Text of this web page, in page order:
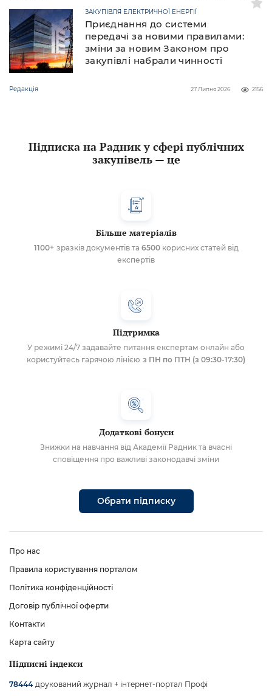
Приєднання до системи
передачі за новими правилами:
зміни за новим Законом про
закупівлі набрали чинності
ЗАКУПІВЛЯ ЕЛЕКТРИЧНОЇ ЕНЕРГІЇ
Редакція 2156
27 Липня 2026
Підписка на Радник у сфері публічних
закупівель — це
Більше матеріалів
1100+ зразків документів та 6500корисних статей від
експертів
Підтримка
У режимі 24/7 задавайте питання експертам онлайн або
користуйтесь гарячою лінією з ПН по ПТН (з 09:30-17:30)
Додаткові бонуси
Знижки на навчання від Академії Радник та вчасні
сповіщення про важливі законодавчі зміни
Обрати підписку
Про нас
Правила користування порталом
Політика конфіденційності
Договір публічної оферти
Контакти
Карта сайту
Підписні індекси
78444 друкований журнал + інтернет-портал Профі